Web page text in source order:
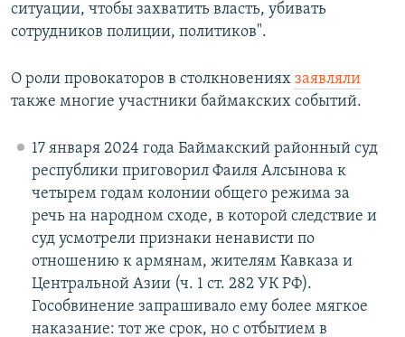
ситуации, чтобы захватить власть, убивать
сотрудников полиции, политиков".
О роли провокаторов в столкновениях заявляли
также многие участники баймакских событий.
17 января 2024 года Баймакский районный суд
республики приговорил Фаиля Алсынова к
четырем годам колонии общего режима за
речь на народном сходе, в которой следствие и
суд усмотрели признаки ненависти по
отношению к армянам, жителям Кавказа и
Центральной Азии (ч. 1 ст. 282 УК РФ).
Гособвинение запрашивало ему более мягкое
наказание: тот же срок, но с отбытием в